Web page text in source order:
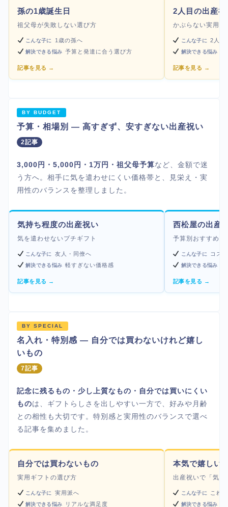
孫の1歳誕生日
祖父母が失敗しない選び方
こんな子に 1歳の孫へ
解決できる悩み 予算と発達に合う選び方
記事を見る →
2人目の出産祝
かぶらない実用ギ
こんな子に 2人目
解決できる悩み
記事を見る →
BY BUDGET
予算・相場別 — 高すぎず、安すぎない出産祝い
2記事
3,000円・5,000円・1万円・祖父母予算など、金額で迷
う方へ。相手に気を遣わせにくい価格帯と、見栄え・実
用性のバランスを整理しました。
気持ち程度の出産祝い
気を遣わせないプチギフト
こんな子に 友人・同僚へ
解決できる悩み 軽すぎない価格感
記事を見る →
西松屋の出産
予算別おすすめと
こんな子に コス
解決できる悩み
記事を見る →
BY SPECIAL
名入れ・特別感 — 自分では買わないけれど嬉し
いもの
7記事
記念に残るもの・少し上質なもの・自分では買いにくい
ものは、ギフトらしさを出しやすい一方で、好みや月齢
との相性も大切です。特別感と実用性のバランスで選べ
る記事を集めました。
自分では買わないもの
実用ギフトの選び方
こんな子に 実用派へ
解決できる悩み リアルな満足度
本気で嬉しい
出産祝いで「気が
こんな子に これ
解決できる悩み